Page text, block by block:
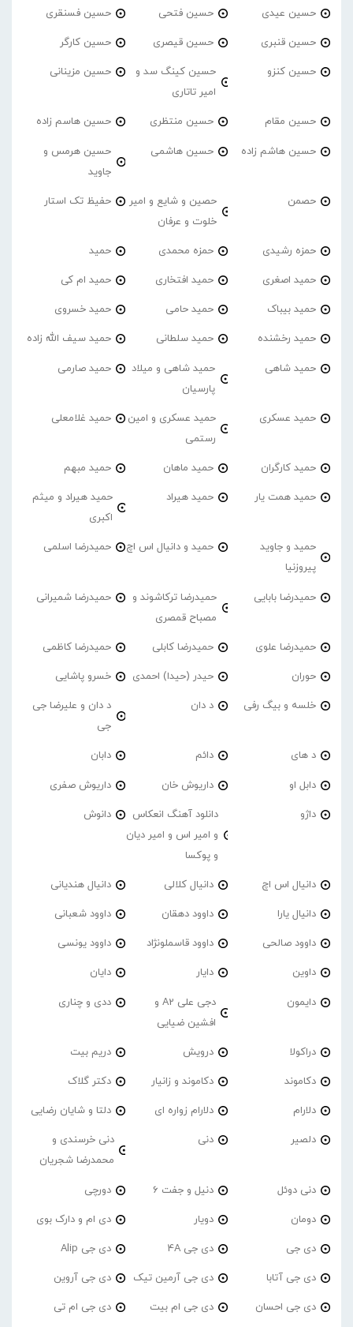
حسین عیدی حسین فتحی حسین فسنقری
حسین قنبری حسین قیصری حسین کارگر
حسین کنزو
حسین کینگ سد و
امیر تاتاری
حسین مزینانی
حسین مقام حسین منتظری حسین هاسم زاده
حسین هاشم زاده حسین هاشمی
حسین هرمس و
جاوید
حصمن
حصین و شایع و امیر
خلوت و عرفان
حفیظ تک استار
حمزه رشیدی حمزه محمدی حمید
حمید اصغری حمید افتخاری حمید ام کی
حمید بیباک حمید حامی حمید خسروی
حمید رخشنده حمید سلطانی حمید سیف الله زاده
حمید شاهی
حمید شاهی و میلاد
پارسیان
حمید صارمی
حمید عسکری
حمید عسکری و امین
رستمی
حمید غلامعلی
حمید کارگران حمید ماهان حمید مبهم
حمید همت یار حمید هیراد
حمید هیراد و میثم
اکبری
حمید و جاوید
پیروزنیا
حمید و دانیال اس اچ حمیدرضا اسلمی
حمیدرضا بابایی
حمیدرضا ترکاشوند و
مصباح قمصری
حمیدرضا شمیرانی
حمیدرضا علوی حمیدرضا کابلی حمیدرضا کاظمی
حوران حیدر (حیدا) احمدی خسرو پاشایی
خلسه و بیگ رفی د دان
د دان و علیرضا جی
جی
د های دائم دابان
دابل او داریوش خان داریوش صفری
داژو
دانلود آهنگ انعکاس
و امیر اس و امیر دیان
و پوکسا
دانوش
دانیال اس اچ دانیال کلالی دانیال هندیانی
دانیال یارا داوود دهقان داوود شعبانی
داوود صالحی داوود قاسملونژاد داوود یونسی
داوین دایار دایان
دایمون
دجی علی A2 و
افشین ضیایی
ددی و چناری
دراکولا درویش دریم بیت
دکاموند دکاموند و زانیار دکتر گلاک
دلارام دلارام زواره ای دلتا و شایان رضایی
دلصیر دنی
دنی خرسندی و
محمدرضا شجریان
دنی دوئل دنیل و جفت 6 دورچی
دومان دویار دی ام و دارک بوی
دی جی دی جی 4A دی جی Alip
دی جی آتابا دی جی آرمین تیک دی جی آروین
دی جی احسان دی جی ام بیت دی جی ام تی